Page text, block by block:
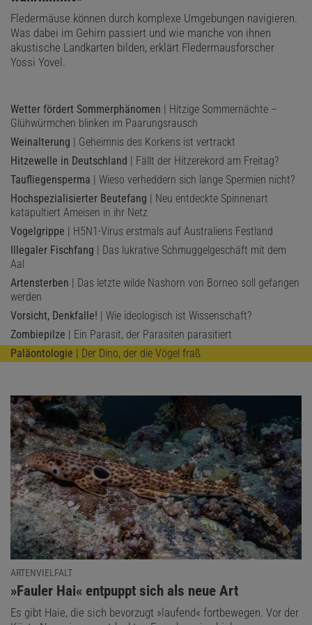
Fledermäuse können durch komplexe Umgebungen navigieren.
Was dabei im Gehirn passiert und wie manche von ihnen
akustische Landkarten bilden, erklärt Fledermausforscher
Yossi Yovel.
Wetter fördert Sommerphänomen | Hitzige Sommernächte –
Glühwürmchen blinken im Paarungsrausch
Weinalterung | Geheimnis des Korkens ist vertrackt
Hitzewelle in Deutschland | Fällt der Hitzerekord am Freitag?
Taufliegensperma | Wieso verheddern sich lange Spermien nicht?
Hochspezialisierter Beutefang | Neu entdeckte Spinnenart
katapultiert Ameisen in ihr Netz
Vogelgrippe | H5N1-Virus erstmals auf Australiens Festland
Illegaler Fischfang | Das lukrative Schmuggelgeschäft mit dem
Aal
Artensterben | Das letzte wilde Nashorn von Borneo soll gefangen
werden
Vorsicht, Denkfalle! | Wie ideologisch ist Wissenschaft?
Zombiepilze | Ein Parasit, der Parasiten parasitiert
Paläontologie | Der Dino, der die Vögel fraß
ARTENVIELFALT
:
»Fauler Hai« entpuppt sich als neue Art
Es gibt Haie, die sich bevorzugt »laufend« fortbewegen. Vor der